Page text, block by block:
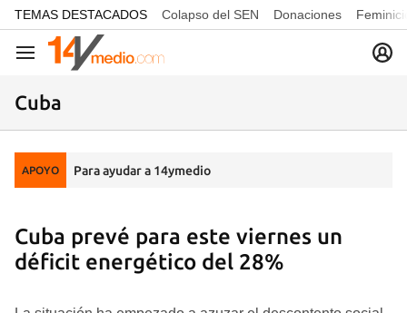
common.go-to-content
TEMAS DESTACADOS Colapso del SEN Donaciones
Navegación
Cuba
APOYO Para ayudar a 14ymedio
Cuba prevé para este viernes un
déficit energético del 28%